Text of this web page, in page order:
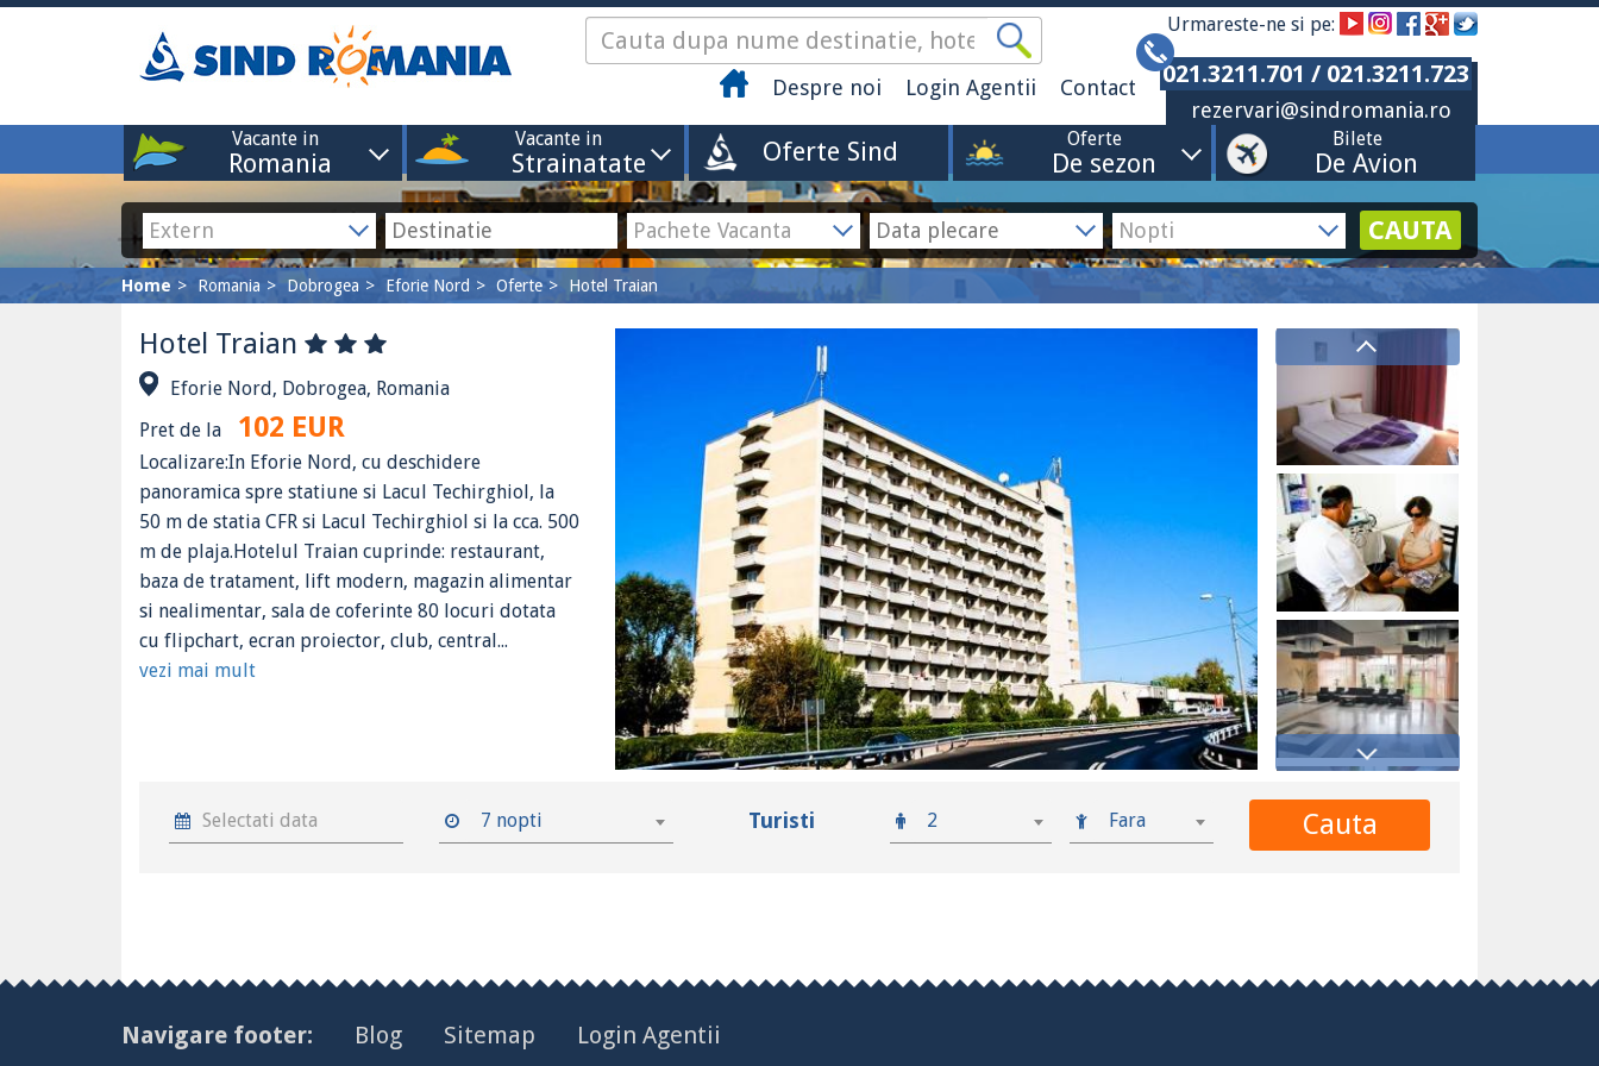
Despre noi Login Agentii Contact
Urmareste-ne si pe:
021.3211.701 / 021.3211.723
rezervari@sindromania.ro
Vacante in
Romania
Vacante in
Strainatate Oferte Sind Oferte
De sezon
Bilete
De Avion
CAUTA
Home Romania Dobrogea Eforie Nord Oferte Hotel Traian
Hotel Traian
Eforie Nord, Dobrogea, Romania
Pret de la
102 EUR
Localizare:In Eforie Nord, cu deschidere
panoramica spre statiune si Lacul Techirghiol, la
50 m de statia CFR si Lacul Techirghiol si la cca. 500
m de plaja.Hotelul Traian cuprinde: restaurant,
baza de tratament, lift modern, magazin alimentar
si nealimentar, sala de coferinte 80 locuri dotata
cu flipchart, ecran proiector, club, central...
vezi mai mult
7 nopti Turisti 2 Fara Cauta
Navigare footer: Blog Sitemap
Login Agentii